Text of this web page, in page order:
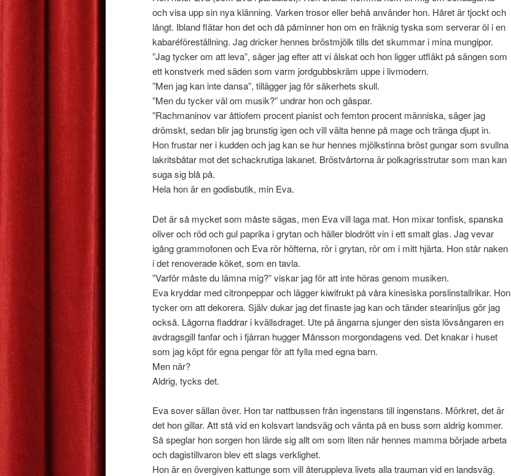
och visa upp sin nya klänning. Varken trosor eller behå använder hon. Håret är tjockt och
långt. Ibland flätar hon det och då påminner hon om en fräknig tyska som serverar öl i en
kabaréföreställning. Jag dricker hennes bröstmjölk tills det skummar i mina mungipor.
”Jag tycker om att leva”, säger jag efter att vi älskat och hon ligger utfläkt på sängen som
ett konstverk med säden som varm jordgubbskräm uppe i livmodern.
”Men jag kan inte dansa”, tillägger jag för säkerhets skull.
”Men du tycker väl om musik?” undrar hon och gäspar.
”Rachmaninov var åttiofem procent pianist och femton procent människa, säger jag
drömskt, sedan blir jag brunstig igen och vill välta henne på mage och tränga djupt in.
Hon frustar ner i kudden och jag kan se hur hennes mjölkstinna bröst gungar som svullna
lakritsbåtar mot det schackrutiga lakanet. Bröstvårtorna är polkagrisstrutar som man kan
suga sig blå på.
Hela hon är en godisbutik, min Eva.
Det är så mycket som måste sägas, men Eva vill laga mat. Hon mixar tonfisk, spanska
oliver och röd och gul paprika i grytan och häller blodrött vin i ett smalt glas. Jag vevar
igång grammofonen och Eva rör höfterna, rör i grytan, rör om i mitt hjärta. Hon står naken
i det renoverade köket, som en tavla.
”Varför måste du lämna mig?” viskar jag för att inte höras genom musiken.
Eva kryddar med citronpeppar och lägger kiwifrukt på våra kinesiska porslinstallrikar. Hon
tycker om att dekorera. Själv dukar jag det finaste jag kan och tänder stearinljus gör jag
också. Lågorna fladdrar i kvällsdraget. Ute på ängarna sjunger den sista lövsångaren en
avdragsgill fanfar och i fjärran hugger Månsson morgondagens ved. Det knakar i huset
som jag köpt för egna pengar för att fylla med egna barn.
Men när?
Aldrig, tycks det.
Eva sover sällan över. Hon tar nattbussen från ingenstans till ingenstans. Mörkret, det är
det hon gillar. Att stå vid en kolsvart landsväg och vänta på en buss som aldrig kommer.
Så speglar hon sorgen hon lärde sig allt om som liten när hennes mamma började arbeta
och dagistillvaron blev ett slags verklighet.
Hon är en övergiven kattunge som vill återuppleva livets alla trauman vid en landsväg.